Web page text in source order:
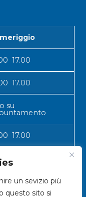
un sevizio più
questo sito si
17.00
17.00
su
17.00
17.00